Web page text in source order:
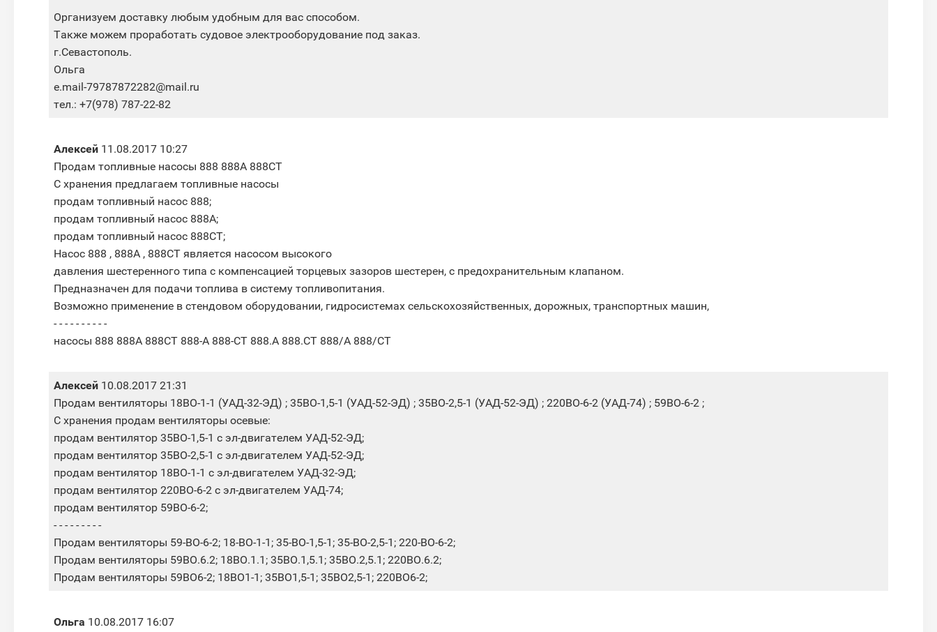
Организуем доставку любым удобным для вас способом.
Также можем проработать судовое электрооборудование под заказ.
г.Севастополь.
Ольга
e.mail-79787872282@mail.ru
тел.: +7(978) 787-22-82
Алексей 11.08.2017 10:27
Продам топливные насосы 888 888А 888СТ
С хранения предлагаем топливные насосы
продам топливный насос 888;
продам топливный насос 888А;
продам топливный насос 888СТ;
Насос 888 , 888А , 888СТ является насосом высокого
давления шестеренного типа с компенсацией торцевых зазоров шестерен, с предохранительным клапаном.
Предназначен для подачи топлива в систему топливопитания.
Возможно применение в стендовом оборудовании, гидросистемах сельскохозяйственных, дорожных, транспортных машин,
- - - - - - - - - -
насосы 888 888А 888СТ 888-А 888-СТ 888.А 888.СТ 888/А 888/СТ
Алексей 10.08.2017 21:31
Продам вентиляторы 18ВО-1-1 (УАД-32-ЭД) ; 35ВО-1,5-1 (УАД-52-ЭД) ; 35ВО-2,5-1 (УАД-52-ЭД) ; 220ВО-6-2 (УАД-74) ; 59ВО-6-2 ;
С хранения продам вентиляторы осевые:
продам вентилятор 35ВО-1,5-1 с эл-двигателем УАД-52-ЭД;
продам вентилятор 35ВО-2,5-1 с эл-двигателем УАД-52-ЭД;
продам вентилятор 18ВО-1-1 с эл-двигателем УАД-32-ЭД;
продам вентилятор 220ВО-6-2 с эл-двигателем УАД-74;
продам вентилятор 59ВО-6-2;
- - - - - - - - -
Продам вентиляторы 59-ВО-6-2; 18-ВО-1-1; 35-ВО-1,5-1; 35-ВО-2,5-1; 220-ВО-6-2;
Продам вентиляторы 59ВО.6.2; 18ВО.1.1; 35ВО.1,5.1; 35ВО.2,5.1; 220ВО.6.2;
Продам вентиляторы 59ВО6-2; 18ВО1-1; 35ВО1,5-1; 35ВО2,5-1; 220ВО6-2;
Ольга 10.08.2017 16:07